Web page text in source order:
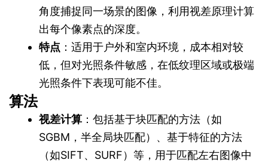
角度捕捉同一场景的图像，利用视差原理计算
出每个像素点的深度。
特点 ：适用于户外和室内环境，成本相对较
低，但对光照条件敏感，在低纹理区域或极端
光照条件下表现可能不佳。
算法
视差计算 ：包括基于块匹配的方法（如
SGBM，半全局块匹配）、基于特征的方法
（如SIFT、SURF）等，用于匹配左右图像中